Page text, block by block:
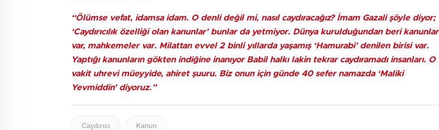
“Ölümse vefat, idamsa idam. O denli değil mi, nasıl caydıracağız? İmam Gazali şöyle diyor;
‘Caydırıcılık özelliği olan kanunlar’ bunlar da yetmiyor. Dünya kurulduğundan beri kanunlar
var, mahkemeler var. Milattan evvel 2 binli yıllarda yaşamış ‘Hamurabi’ denilen birisi var.
Yaptığı kanunların gökten indiğine inanıyor Babil halkı lakin tekrar caydıramadı insanları. O
vakit uhrevi müeyyide, ahiret şuuru. Biz onun için günde 40 sefer namazda ‘Maliki
Yevmiddin’ diyoruz.”
Caydırıcı Kanun